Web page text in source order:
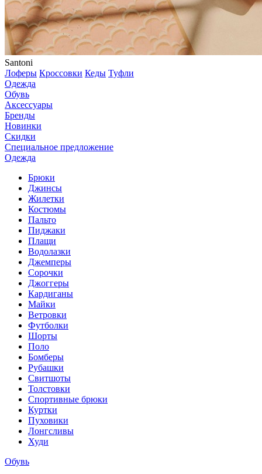
Santoni
Лоферы Кроссовки Кеды Туфли
Одежда
Обувь
Аксессуары
Бренды
Новинки
Скидки
Специальное предложение
Одежда
Брюки
Джинсы
Жилетки
Костюмы
Пальто
Пиджаки
Плащи
Водолазки
Джемперы
Сорочки
Джоггеры
Кардиганы
Майки
Ветровки
Футболки
Шорты
Поло
Бомберы
Рубашки
Свитшоты
Толстовки
Спортивные брюки
Куртки
Пуховики
Лонгсливы
Худи
Обувь